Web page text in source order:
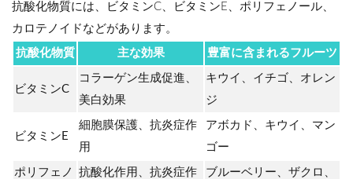
抗酸化物質には、ビタミンC、ビタミンE、ポリフェノール、
カロテノイドなどがあります。
抗酸化物質 主な効果 豊富に含まれるフルーツ
ビタミンC
コラーゲン生成促進、
美白効果
キウイ、イチゴ、オレン
ジ
ビタミンE
細胞膜保護、抗炎症作
用
アボカド、キウイ、マン
ゴー
ポリフェノ
抗酸化作用、抗炎症作
ブルーベリー、ザクロ、